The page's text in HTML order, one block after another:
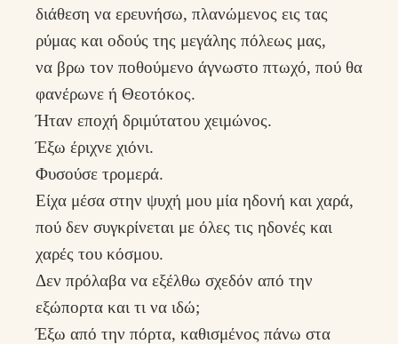
διάθεση να ερευνήσω, πλανώμενος εις τας
ρύμας και οδούς της μεγάλης πόλεως μας,
να βρω τον ποθούμενο άγνωστο πτωχό, πού θα
φανέρωνε ή Θεοτόκος.
Ήταν εποχή δριμύτατου χειμώνος.
Έξω έριχνε χιόνι.
Φυσούσε τρομερά.
Είχα μέσα στην ψυχή μου μία ηδονή και χαρά,
πού δεν συγκρίνεται με όλες τις ηδονές και
χαρές του κόσμου.
Δεν πρόλαβα να εξέλθω σχεδόν από την
εξώπορτα και τι να ιδώ;
Έξω από την πόρτα, καθισμένος πάνω στα